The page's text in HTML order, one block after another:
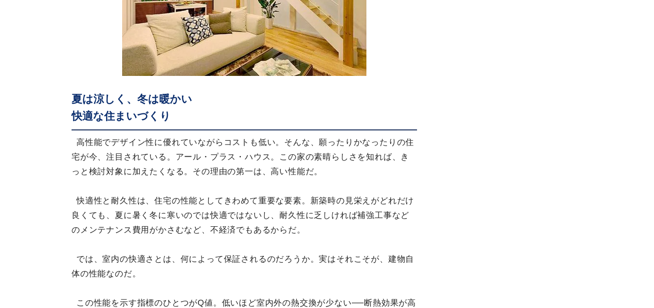
夏は涼しく、冬は暖かい
快適な住まいづくり
高性能でデザイン性に優れていながらコストも低い。そんな、願ったりかなったりの住
宅が今、注目されている。アール・プラス・ハウス。この家の素晴らしさを知れば、き
っと検討対象に加えたくなる。その理由の第一は、高い性能だ。
快適性と耐久性は、住宅の性能としてきわめて重要な要素。新築時の見栄えがどれだけ
良くても、夏に暑く冬に寒いのでは快適ではないし、耐久性に乏しければ補強工事など
のメンテナンス費用がかさむなど、不経済でもあるからだ。
では、室内の快適さとは、何によって保証されるのだろうか。実はそれこそが、建物自
体の性能なのだ。
この性能を示す指標のひとつがQ値。低いほど室内外の熱交換が少ない──断熱効果が高